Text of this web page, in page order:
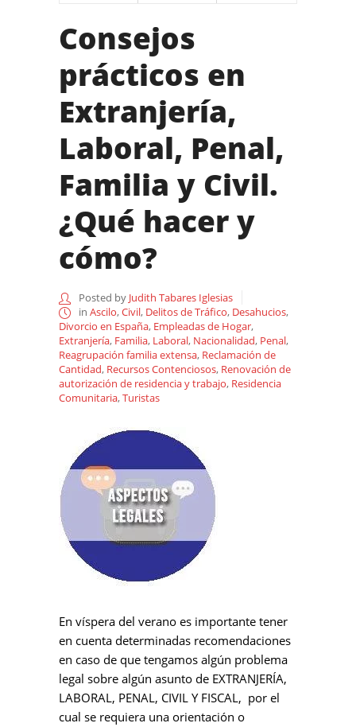
Consejos
prácticos en
Extranjería,
Laboral, Penal,
Familia y Civil.
¿Qué hacer y
cómo?
Posted by Judith Tabares Iglesias
in Ascilo,Civil, Delitos de Tráfico, Desahucios,
Divorcio en España, Empleadas de Hogar,
Extranjería, Familia, Laboral, Nacionalidad, Penal,
Reagrupación familia extensa, Reclamación de
Cantidad, Recursos Contenciosos, Renovación de
autorización de residencia y trabajo, Residencia
Comunitaria,Turistas
En víspera del verano es importante tener
en cuenta determinadas recomendaciones
en caso de que tengamos algún problema
legal sobre algún asunto de EXTRANJERÍA,
LABORAL, PENAL, CIVIL Y FISCAL, por el
cual se requiera una orientación o